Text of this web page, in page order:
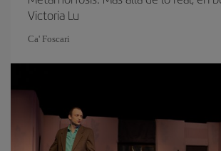
Victoria Lu
Ca' Foscari